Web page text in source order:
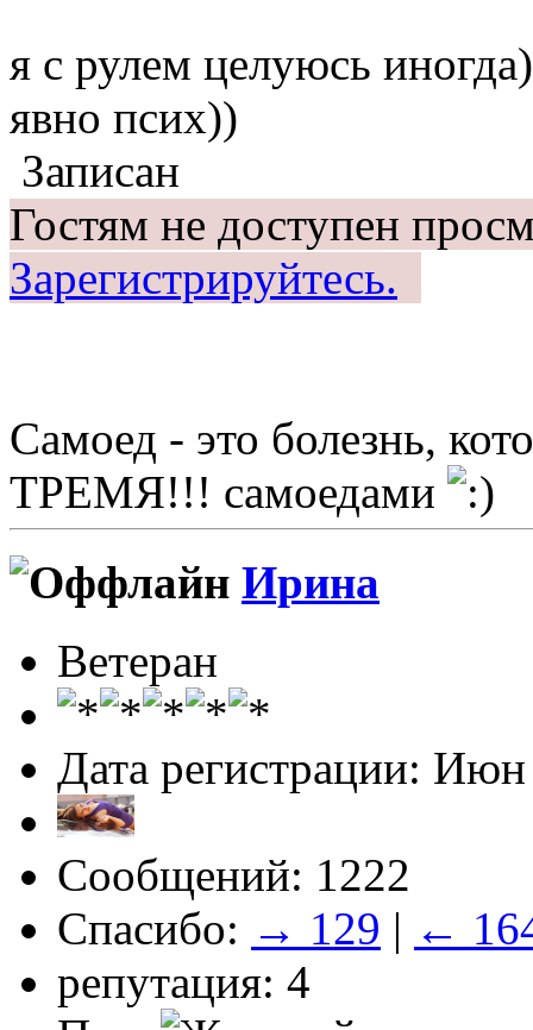
я с рулем целуюсь
явно псих))
Записан
Гостям не доступен
Зарегистрируйтесь.
Самоед - это болезнь,
ТРЕМЯ!!! самоедами
Ирина
Ветеран
Дата регистрации:
Сообщений: 1222
Спасибо: → 129 | ←
репутация: 4